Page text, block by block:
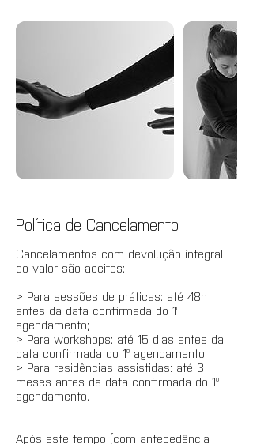
Política de Cancelamento
Cancelamentos com devolução integral
do valor são aceites:
> Para sessões de práticas: até 48h
antes da data confirmada do 1º
agendamento;
> Para workshops: até 15 dias antes da
data confirmada do 1º agendamento;
> Para residências assistidas: até 3
meses antes da data confirmada do 1º
agendamento.
Após este tempo (com antecedência